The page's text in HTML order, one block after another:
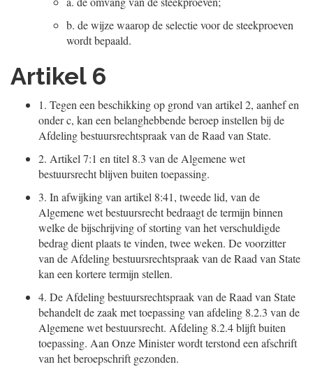
b. de wijze waarop de selectie voor de steekproeven
wordt bepaald.
Artikel 6
1. Tegen een beschikking op grond van artikel 2, aanhef en
onder c, kan een belanghebbende beroep instellen bij de
Afdeling bestuursrechtspraak van de Raad van State.
2. Artikel 7:1 en titel 8.3 van de Algemene wet
bestuursrecht blijven buiten toepassing.
3. In afwijking van artikel 8:41, tweede lid, van de
Algemene wet bestuursrecht bedraagt de termijn binnen
welke de bijschrijving of storting van het verschuldigde
bedrag dient plaats te vinden, twee weken. De voorzitter
van de Afdeling bestuursrechtspraak van de Raad van State
kan een kortere termijn stellen.
4. De Afdeling bestuursrechtspraak van de Raad van State
behandelt de zaak met toepassing van afdeling 8.2.3 van de
Algemene wet bestuursrecht. Afdeling 8.2.4 blijft buiten
toepassing. Aan Onze Minister wordt terstond een afschrift
van het beroepschrift gezonden.